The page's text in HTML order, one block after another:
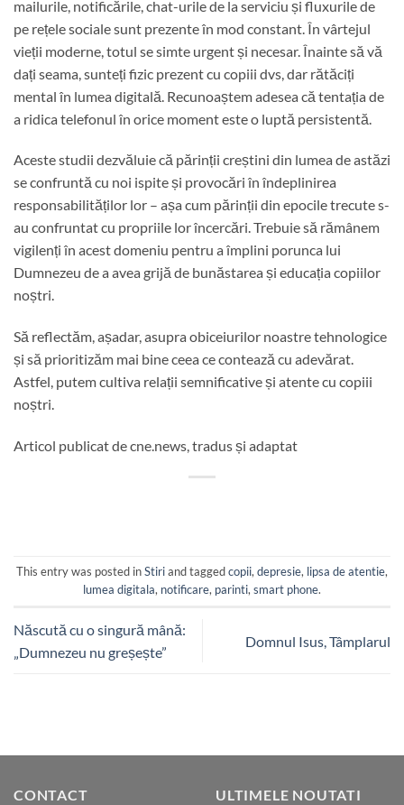
mailurile, notificările, chat-urile de la serviciu și fluxurile de
pe rețele sociale sunt prezente în mod constant. În vârtejul
vieții moderne, totul se simte urgent și necesar. Înainte să vă
dați seama, sunteți fizic prezent cu copiii dvs, dar rătăciți
mental în lumea digitală. Recunoaștem adesea că tentația de
a ridica telefonul în orice moment este o luptă persistentă.
Aceste studii dezvăluie că părinții creștini din lumea de astăzi
se confruntă cu noi ispite și provocări în îndeplinirea
responsabilităților lor – așa cum părinții din epocile trecute s-
au confruntat cu propriile lor încercări. Trebuie să rămânem
vigilenți în acest domeniu pentru a împlini porunca lui
Dumnezeu de a avea grijă de bunăstarea și educația copiilor
noștri.
Să reflectăm, așadar, asupra obiceiurilor noastre tehnologice
și să prioritizăm mai bine ceea ce contează cu adevărat.
Astfel, putem cultiva relații semnificative și atente cu copiii
noștri.
Articol publicat de cne.news, tradus și adaptat
This entry was posted inStiriand taggedcopii,depresie, lipsa de atentie,
lumea digitala, notificare, parinti,smart phone.
Născută cu o singură mână:
„Dumnezeu nu greșește”
Domnul Isus, Tâmplarul
CONTACT ULTIMELE NOUTATI